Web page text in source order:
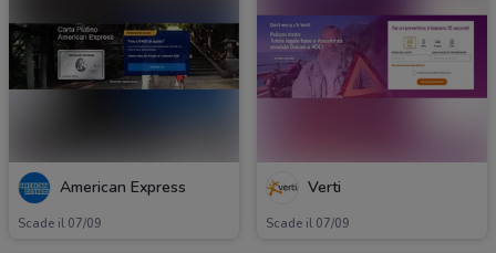
American Express
Scade il 07/09
Verti
Scade il 07/09